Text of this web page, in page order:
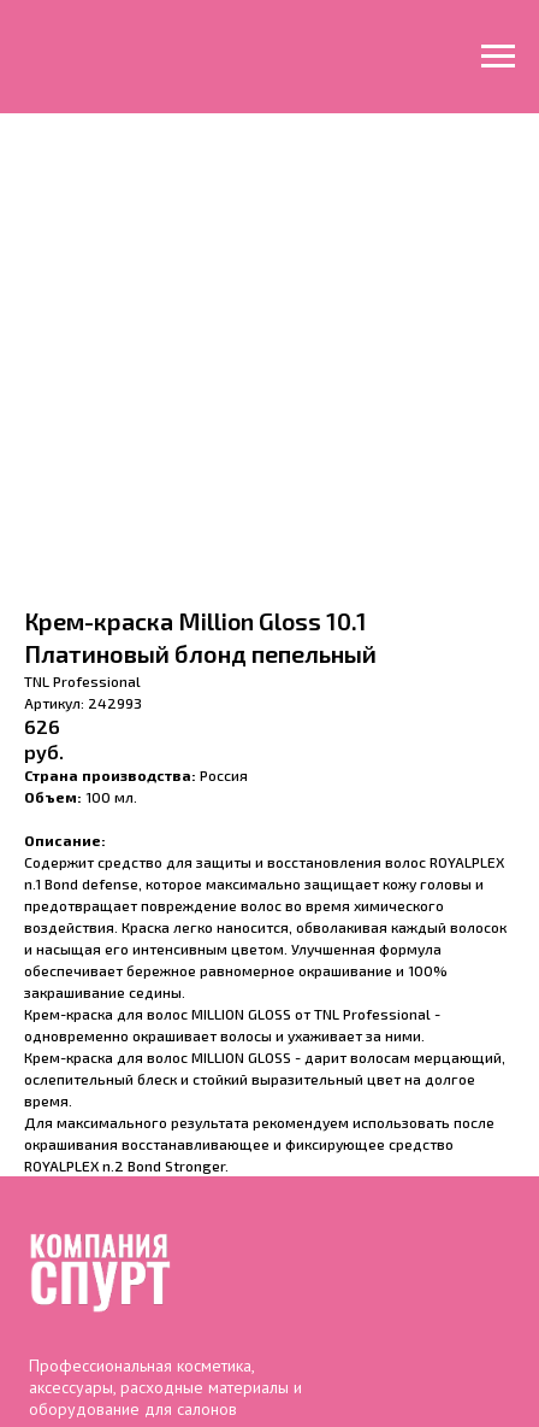
Крем-краска Million Gloss 10.1
Платиновый блонд пепельный
TNL Professional
Артикул: 242993
626
руб.
Страна производства: Россия
Объем: 100 мл.
Описание:
Содержит средство для защиты и восстановления волос ROYALPLEX
n.1 Bond defense, которое максимально защищает кожу головы и
предотвращает повреждение волос во время химического
воздействия. Краска легко наносится, обволакивая каждый волосок
и насыщая его интенсивным цветом. Улучшенная формула
обеспечивает бережное равномерное окрашивание и 100%
закрашивание седины.
Крем-краска для волос MILLION GLOSS от TNL Professional -
одновременно окрашивает волосы и ухаживает за ними.
Крем-краска для волос MILLION GLOSS - дарит волосам мерцающий,
ослепительный блеск и стойкий выразительный цвет на долгое
время.
Для максимального результата рекомендуем использовать после
окрашивания восстанавливающее и фиксирующее средство
ROYALPLEX n.2 Bond Stronger.
Профессиональная косметика,
аксессуары, расходные материалы и
оборудование для салонов